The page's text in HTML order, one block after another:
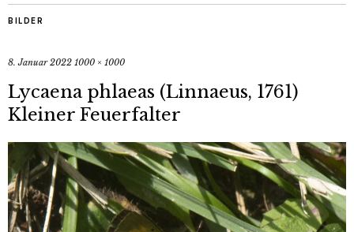
BILDER
8. Januar 2022 1000 × 1000
Lycaena phlaeas (Linnaeus, 1761)
Kleiner Feuerfalter